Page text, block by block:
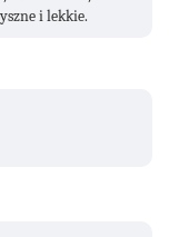
i lekkie.